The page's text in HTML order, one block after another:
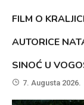
FILM O
AUTORICE
SINOĆ U
7. Augusta 2026.